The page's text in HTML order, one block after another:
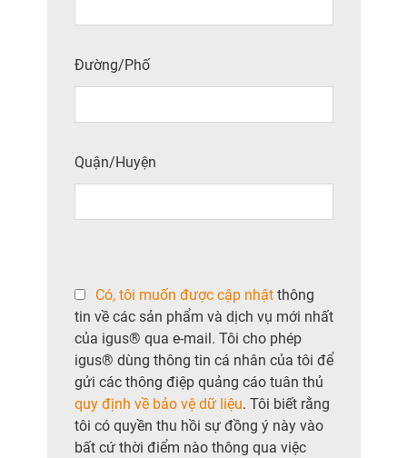
Đường/Phố
Quận/Huyện
Có, tôi muốn được cập nhậtthông
tin về các sản phẩm và dịch vụ mới nhất
của igus® qua e-mail. Tôi cho phép
igus® dùng thông tin cá nhân của tôi để
gửi các thông điệp quảng cáo tuân thủ
quy định về bảo vệ dữ liệu. Tôi biết rằng
tôi có quyền thu hồi sự đồng ý này vào
bất cứ thời điểm nào thông qua việc